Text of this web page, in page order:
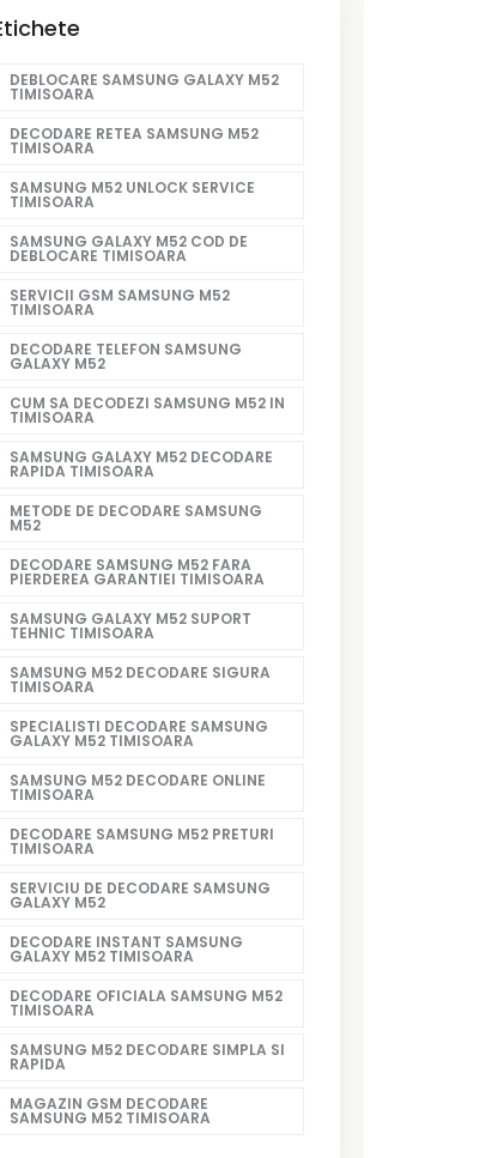
DEBLOCARE SAMSUNG GALAXY M52
TIMISOARA
DECODARE RETEA SAMSUNG M52
TIMISOARA
SAMSUNG M52 UNLOCK SERVICE
TIMISOARA
SAMSUNG GALAXY M52 COD DE
DEBLOCARE TIMISOARA
SERVICII GSM SAMSUNG M52
TIMISOARA
DECODARE TELEFON SAMSUNG
GALAXY M52
CUM SA DECODEZI SAMSUNG M52 IN
TIMISOARA
SAMSUNG GALAXY M52 DECODARE
RAPIDA TIMISOARA
METODE DE DECODARE SAMSUNG
M52
DECODARE SAMSUNG M52 FARA
PIERDEREA GARANTIEI TIMISOARA
SAMSUNG GALAXY M52 SUPORT
TEHNIC TIMISOARA
SAMSUNG M52 DECODARE SIGURA
TIMISOARA
SPECIALISTI DECODARE SAMSUNG
GALAXY M52 TIMISOARA
SAMSUNG M52 DECODARE ONLINE
TIMISOARA
DECODARE SAMSUNG M52 PRETURI
TIMISOARA
SERVICIU DE DECODARE SAMSUNG
GALAXY M52
DECODARE INSTANT SAMSUNG
GALAXY M52 TIMISOARA
DECODARE OFICIALA SAMSUNG M52
TIMISOARA
SAMSUNG M52 DECODARE SIMPLA SI
RAPIDA
MAGAZIN GSM DECODARE
SAMSUNG M52 TIMISOARA